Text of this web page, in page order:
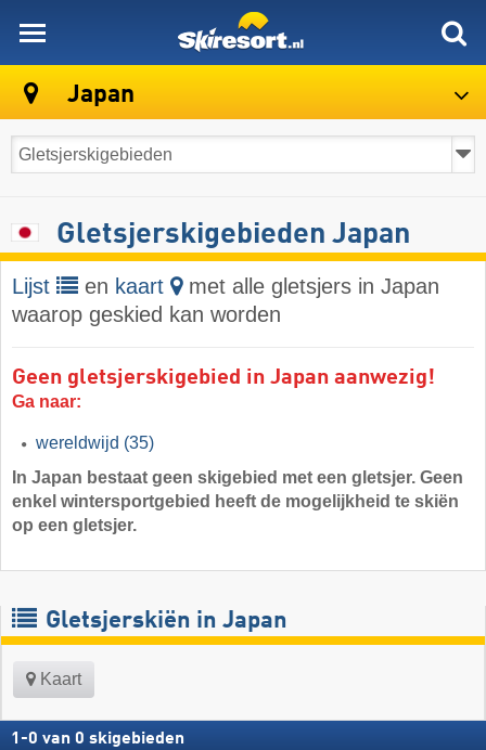
Japan
Gletsjerskigebieden Japan
Lijst en kaart
met alle gletsjers in Japan
waarop geskied kan worden
Geen gletsjerskigebied in Japan aanwezig!
Ga naar:
wereldwijd (35)
In Japan bestaat geen skigebied met een gletsjer. Geen
enkel wintersportgebied heeft de mogelijkheid te skiën
op een gletsjer.
Gletsjerskiën in Japan
Kaart
1 -0 van 0 skigebieden